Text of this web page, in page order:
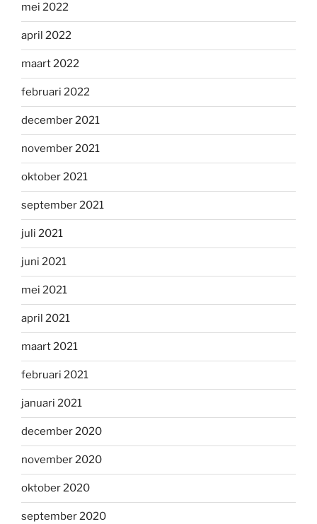
mei 2022
april 2022
maart 2022
februari 2022
december 2021
november 2021
oktober 2021
september 2021
juli 2021
juni 2021
mei 2021
april 2021
maart 2021
februari 2021
januari 2021
december 2020
november 2020
oktober 2020
september 2020